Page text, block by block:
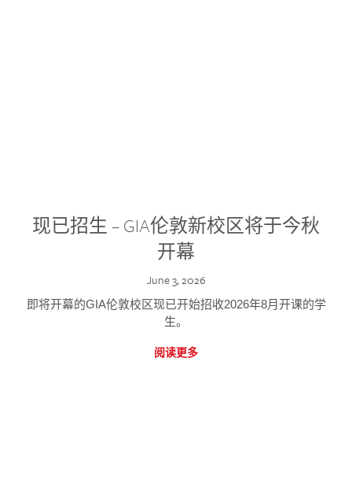
现已招生 – GIA伦敦新校区将于今秋
开幕
June 3, 2026
即将开幕的GIA伦敦校区现已开始招收2026年8月开课的学
生。
阅读更多